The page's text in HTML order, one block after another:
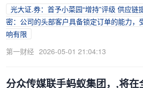
光大证.券：首予小菜园“增持”评级 供应链
密：公司的头部客户具备锁定订单的能力，
响有限
第一财经 2026-05-01 21:04:13
分众传媒联手蚂蚁集团，,将